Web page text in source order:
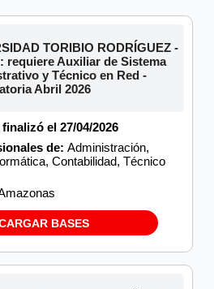
TORIBIO RODRÍGUEZ -
requiere Auxiliar de Sistema
y Técnico en Red -
Abril 2026
finalizó el 27/04/2026
de: Administración,
Contabilidad, Técnico
BASES